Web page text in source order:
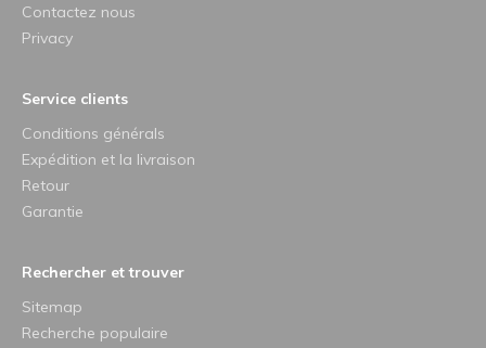
Contactez nous
Privacy
Service clients
Conditions générals
Expédition et la livraison
Retour
Garantie
Rechercher et trouver
Sitemap
Recherche populaire